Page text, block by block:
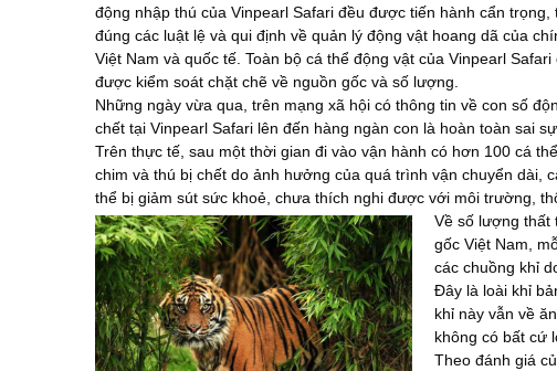
động nhập thú của Vinpearl Safari đều được tiến hành cẩn trọng,
đúng các luật lệ và qui định về quản lý động vật hoang dã của
Việt Nam và quốc tế. Toàn bộ cá thể động vật của Vinpearl Safari
được kiểm soát chặt chẽ về nguồn gốc và số lượng.
Những ngày vừa qua, trên mạng xã hội có thông tin về con số
chết tại Vinpearl Safari lên đến hàng ngàn con là hoàn toàn sai
Trên thực tế, sau một thời gian đi vào vận hành có hơn 100 cá
chim và thú bị chết do ảnh hưởng của quá trình vận chuyển dài,
thể bị giảm sút sức khoẻ, chưa thích nghi được với môi trường,
Về số lượng thất
gốc Việt Nam,
các chuồng khỉ
Đây là loài khỉ
khỉ này vẫn về
không có bất cứ
Theo đánh giá